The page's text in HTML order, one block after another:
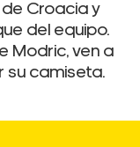
Croacia y
del equipo.
Modric, ven a
su camiseta.